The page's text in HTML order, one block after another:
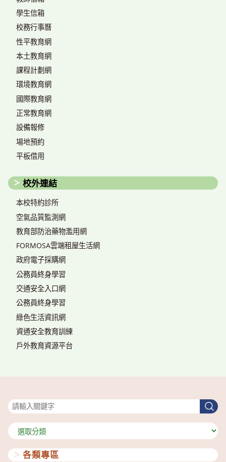
學生信箱
校務行事曆
性平教育網
本土教育網
課程計劃網
環境教育網
國際教育網
正常教育網
設備報修
場地預約
平板借用
校外連結
本校特約診所
空氣品質監測網
教育部防治藥物濫用網
FORMOSA雲端租屋生活網
政府電子採購網
公務員終身學習
交通安全入口網
公務員終身學習
綠色生活資訊網
資通安全教育訓練
戶外教育資源平台
搜
尋
分
類
各類專區